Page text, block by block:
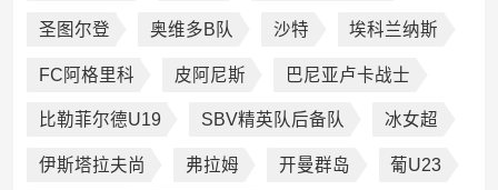
圣图尔登 奥维多B队 沙特 埃科兰纳斯
FC阿格里科 皮阿尼斯 巴尼亚卢卡战士
比勒菲尔德U19 SBV精英队后备队 冰女超
伊斯塔拉夫尚 弗拉姆 开曼群岛 葡U23